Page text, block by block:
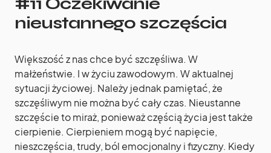
nieustannego szczęścia
Większość z nas chce być szczęśliwa. W
małżeństwie. I w życiu zawodowym. W aktualnej
sytuacji życiowej. Należy jednak pamiętać, że
szczęśliwym nie można być cały czas. Nieustanne
szczęście to miraż, ponieważ częścią życia jest także
cierpienie. Cierpieniem mogą być napięcie,
nieszczęścia, trudy, ból emocjonalny i fizyczny. Kiedy